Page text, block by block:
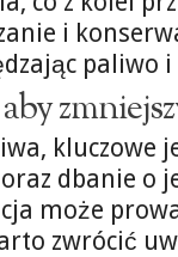
i
paliwo
kluczowe
dbanie o
może
zwrócić